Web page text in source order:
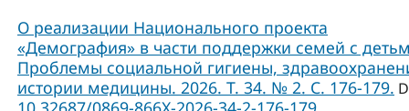
О реализации Национального проекта
«Демография» в части поддержки семей с
Проблемы социальной гигиены,
истории медицины. 2026. Т. 34. № 2. С. 176-179.